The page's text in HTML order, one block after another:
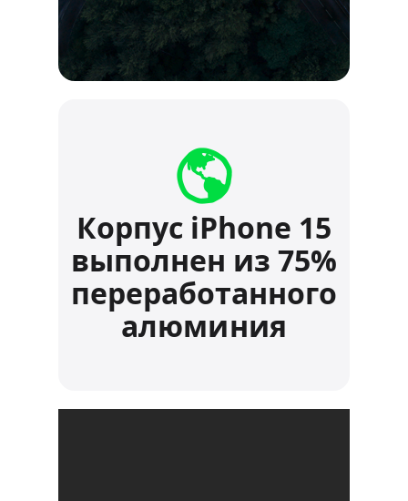
Корпус iPhone 15
выполнен из 75%
переработанного
алюминия